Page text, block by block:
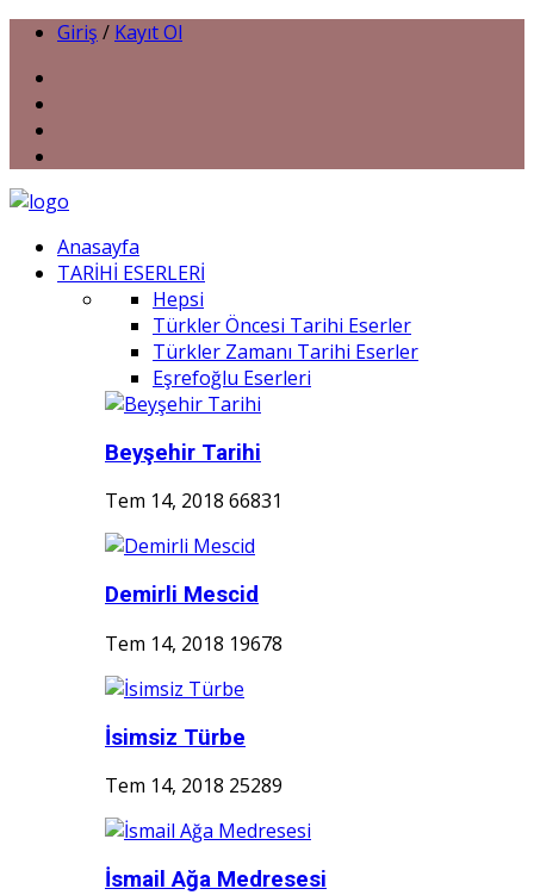
Giriş / Kayıt Ol
Anasayfa
TARİHİ ESERLERİ
Hepsi
Türkler Öncesi Tarihi Eserler
Türkler Zamanı Tarihi Eserler
Eşrefoğlu Eserleri
Beyşehir Tarihi
Tem 14, 2018 66831
Demirli Mescid
Tem 14, 2018 19678
İsimsiz Türbe
Tem 14, 2018 25289
İsmail Ağa Medresesi